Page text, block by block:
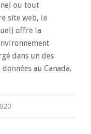
ou tout
site web, la
offre la
dans un des
au Canada.